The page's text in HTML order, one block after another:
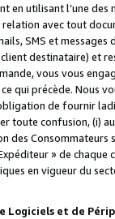
en utilisant l’une
relation avec tout
SMS et
destinataire) et
vous vous
qui précède. Nous
de fournir
toute confusion, (i)
des
» de
en vigueur du
Logiciels et de